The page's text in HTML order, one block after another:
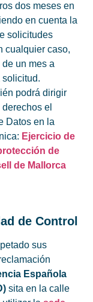
dos meses en
en cuenta la
solicitudes
cualquier caso,
un mes a
solicitud.
podrá dirigir
el
Datos en la
Ejercicio de
de
de Mallorca
de Control
sus
Española
sita en la calle